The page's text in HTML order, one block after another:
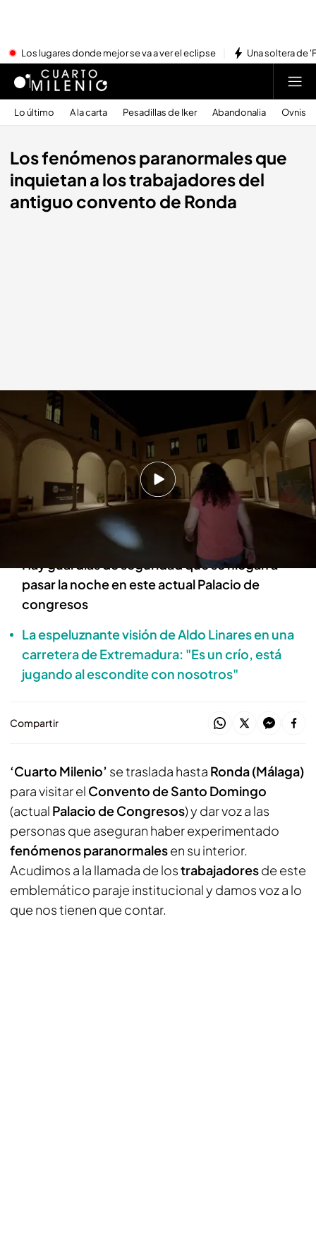
Los lugares donde mejor se va a ver el eclipse Una soltera de
Lo último A la carta Pesadillas de Iker Abandonalia Ovnis
Los fenómenos paranormales que
inquietan a los trabajadores del
antiguo convento de Ronda
La experiencia de 'Cuarto Milenio' en el antiguo convento de Ronda.
Cuarto Milenio
07 OCT 2024 - 00:15h.
Los trabajadores del antiguo convento de
Ronda alertan sobre varios fenómenos
paranormales
Hay guardias de seguridad que se niegan a
pasar la noche en este actual Palacio de
congresos
La espeluznante visión de Aldo Linares en una
carretera de Extremadura: "Es un crío, está
jugando al escondite con nosotros"
Compartir
‘Cuarto Milenio’ se traslada hasta Ronda (Málaga)
para visitar el Convento de Santo Domingo
(actual Palacio de Congresos) y dar voz a las
personas que aseguran haber experimentado
fenómenos paranormalesen su interior.
Acudimos a la llamada de lostrabajadoresde este
emblemático paraje institucional y damos voz a lo
que nos tienen que contar.